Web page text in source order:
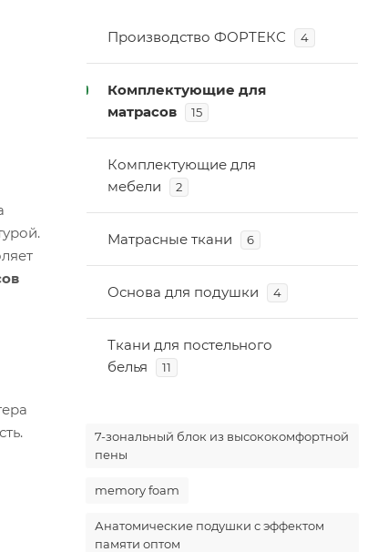
Производство ФОРТЕКС 4
Комплектующие для
матрасов
15
Комплектующие для
мебели
2
Матрасные ткани 6
Основа для подушки 4
Ткани для постельного
белья
11
7-зональный блок из высококомфортной
пены
memory foam
Анатомические подушки с эффектом
памяти оптом